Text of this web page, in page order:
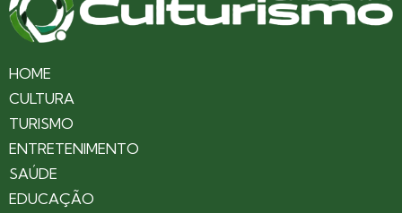
HOME
CULTURA
TURISMO
ENTRETENIMENTO
SAÚDE
EDUCAÇÃO